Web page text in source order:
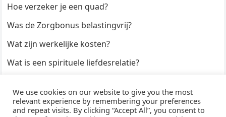
Hoe verzeker je een quad?
Was de Zorgbonus belastingvrij?
Wat zijn werkelijke kosten?
Wat is een spirituele liefdesrelatie?
Hoe duur zijn Keukendeurtjes?
We use cookies on our website to give you the most
relevant experience by remembering your preferences
and repeat visits. By clicking “Accept All”, you consent to